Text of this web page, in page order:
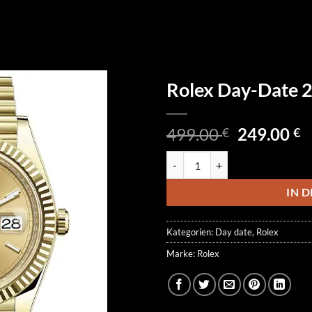
Rolex Day-Date
499.00€
499.00 €
249.00€
IN
Kategorien: Day date, Rolex
Marke: Rolex